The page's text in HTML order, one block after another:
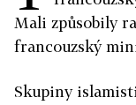
Mali způsobily
francouzský
Skupiny